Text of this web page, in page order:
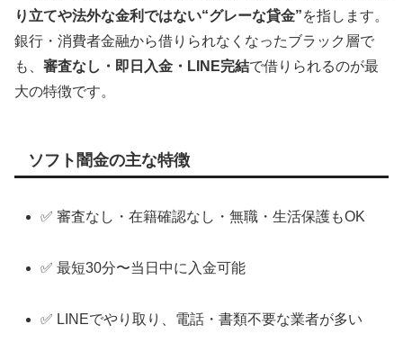
り立てや法外な金利ではない“グレーな貸金”を指します。
銀行・消費者金融から借りられなくなったブラック層で
も、 審査なし・即日入金・LINE完結で借りられるのが最
大の特徴です。
ソフト闇金の主な特徴
✅ 審査なし・在籍確認なし・無職・生活保護もOK
✅ 最短30分〜当日中に入金可能
✅ LINEでやり取り、電話・書類不要な業者が多い